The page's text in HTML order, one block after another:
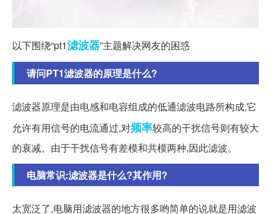
以下围绕“pt1滤波器”主题解决网友的困惑
请问PT1滤波器的原理是什么?
滤波器原理是由电感和电容组成的低通滤波电路所构成,它
允许有用信号的电流通过,对频率较高的干扰信号则有较大
的衰减。由于干扰信号有差模和共模两种,因此滤波。
电脑常识:滤波器是什么?其作用?
太宽泛了,电脑用滤波器的地方很多哟简单的说就是用滤波